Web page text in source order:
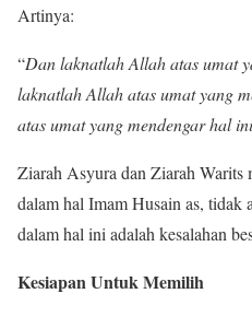
Artinya:
“Dan laknatlah Allah atas umat
laknatlah Allah atas umat yang
atas umat yang mendengar hal
Ziarah Asyura dan Ziarah Warits
dalam hal Imam Husain as, tidak
dalam hal ini adalah kesalahan
Kesiapan Untuk Memilih